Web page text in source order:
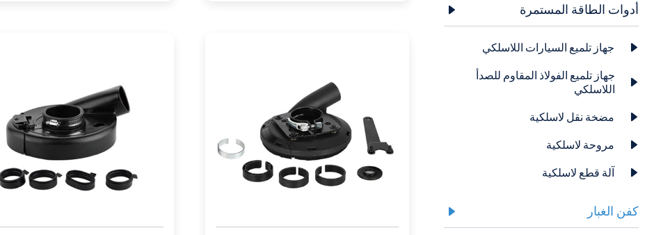
أدوات الطاقة المستمرة 
 جهاز تلميع السيارات اللاسلكي

جهاز تلميع الفولاذ المقاوم للصدأ
اللاسلكي
 مضخة نقل لاسلكية
 مروحة لاسلكية
 آلة قطع لاسلكية
كفن الغبار 